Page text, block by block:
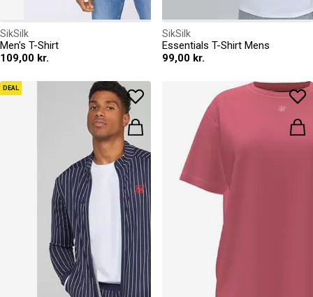
SikSilk
Men's T-Shirt
109,00 kr.
SikSilk
Essentials T-Shirt Mens
99,00 kr.
DEAL